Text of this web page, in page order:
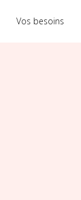
Vos besoins